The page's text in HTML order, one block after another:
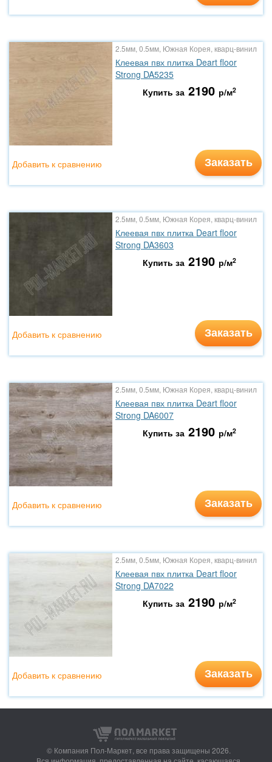
2.5мм, 0.5мм, Южная Корея, кварц-винил
Клеевая пвх плитка Deart floor
Strong DA5235
Купить за 2190 р/м2
Заказать
Добавить к сравнению
2.5мм, 0.5мм, Южная Корея, кварц-винил
Клеевая пвх плитка Deart floor
Strong DA3603
Купить за 2190 р/м2
Заказать
Добавить к сравнению
2.5мм, 0.5мм, Южная Корея, кварц-винил
Клеевая пвх плитка Deart floor
Strong DA6007
Купить за 2190 р/м2
Заказать
Добавить к сравнению
2.5мм, 0.5мм, Южная Корея, кварц-винил
Клеевая пвх плитка Deart floor
Strong DA7022
Купить за 2190 р/м2
Заказать
Добавить к сравнению
© Компания Пол-Маркет, все права защищены 2026.